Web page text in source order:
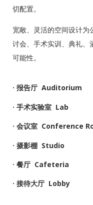
切配置。
宽敞、灵活的空间设计
讨会、手术实训、典礼、
可能性。
· 报告厅 Auditorium
· 手术实验室 Lab
· 会议室 Conference
· 摄影棚 Studio
· 餐厅 Cafeteria
· 接待大厅 Lobby